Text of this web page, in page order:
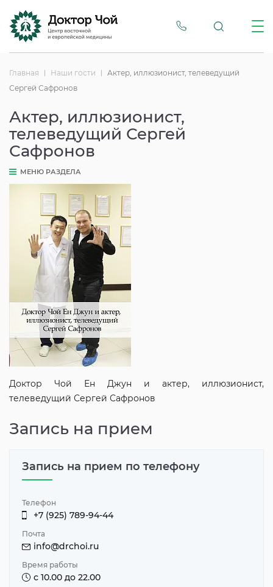
Главная Наши гости
Актер, иллюзионист, телеведущий
Сергей Сафронов
Актер, иллюзионист,
телеведущий Сергей
Сафронов
МЕНЮ РАЗДЕЛА
Доктор Чой Ен Джун и актер, иллюзионист,
телеведущий Сергей Сафронов
Запись на прием
Запись на прием по телефону
Телефон
+7 (925) 789-94-44
Почта
info@drchoi.ru
Время работы
с 10.00 до 22.00